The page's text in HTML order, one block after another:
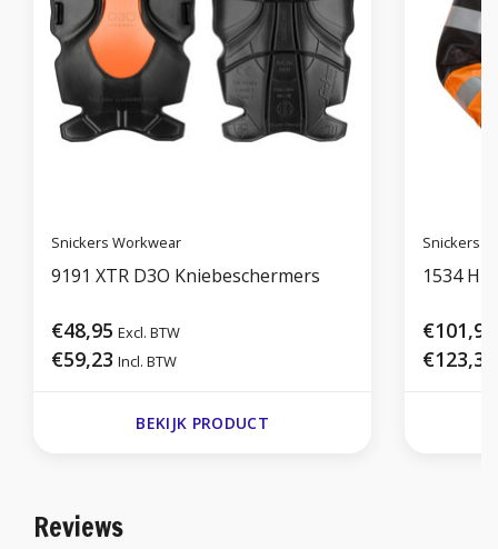
Snickers Workwear
9191 XTR D3O Kniebeschermers
€48,95 Excl. BTW
€59,23 Incl. BTW
BEKIJK PRODUCT
Snickers
1534 Hi-
€101,95
€123,36
Reviews